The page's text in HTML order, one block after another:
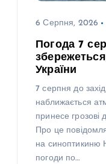
6 Серпня, 2026
Погода 7
України
7 серпня до
наближається
принесе грозові
Про це
на синоптикиню
погоди по…